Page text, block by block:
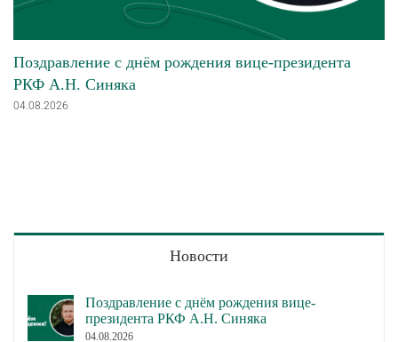
Поздравление с днём рождения вице-президента
РКФ А.Н. Синяка
04.08.2026
Новости
Поздравление с днём рождения вице-
президента РКФ А.Н. Синяка
04.08.2026